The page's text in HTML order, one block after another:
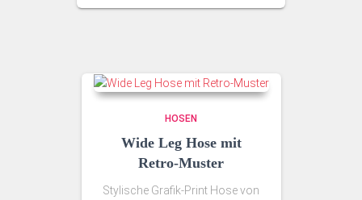
HOSEN
Wide Leg Hose mit
Retro‑Muster
Stylische Grafik‑Print Hose von